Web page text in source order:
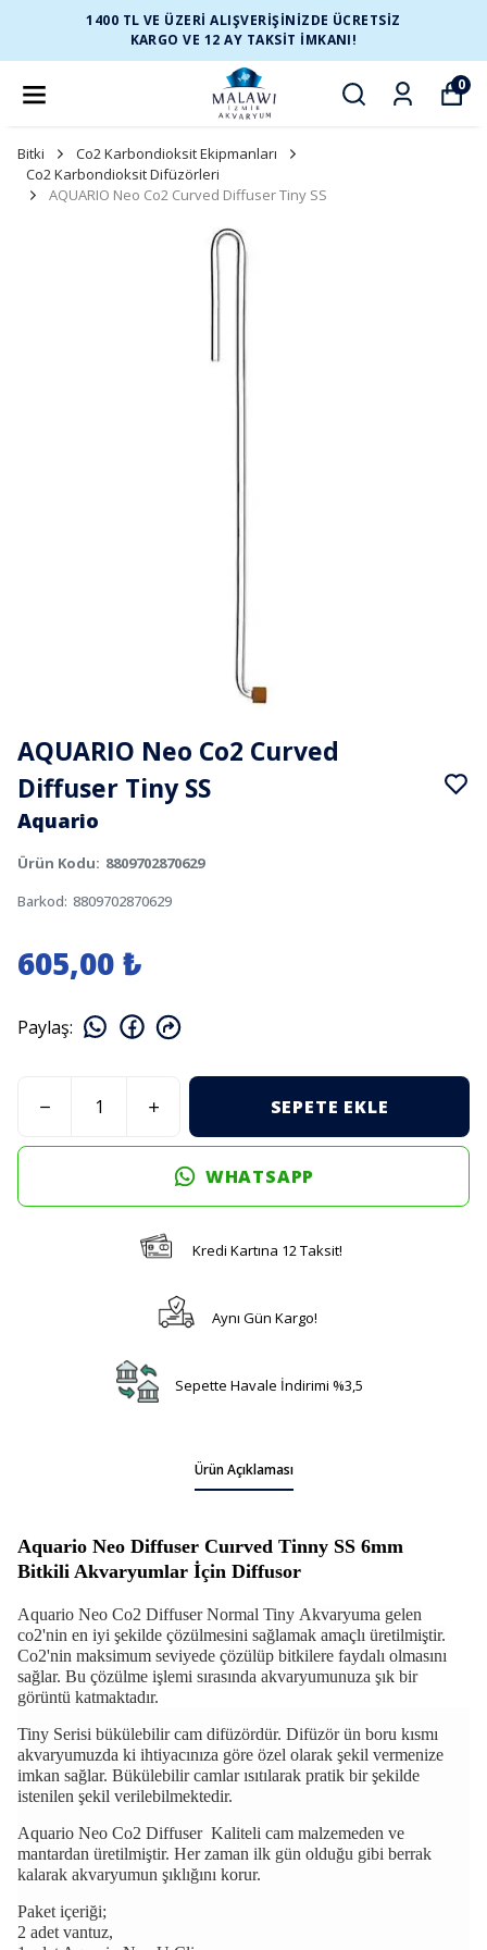
1400 TL VE ÜZERİ ALIŞVERİŞİNİZDE ÜCRETSİZ
KARGO VE 12 AY TAKSİT İMKANI!
0
Bitki
Co2 Karbondioksit Ekipmanları
Co2 Karbondioksit Difüzörleri
AQUARIO Neo Co2 Curved Diffuser Tiny SS
AQUARIO Neo Co2 Curved
Diffuser Tiny SS
Aquario
Ürün Kodu: 8809702870629
Barkod: 8809702870629
605,00 ₺
Paylaş:
SEPETE EKLE
WHATSAPP
Kredi Kartına 12 Taksit!
Aynı Gün Kargo!
Sepette Havale İndirimi %3,5
Ürün Açıklaması
Aquario Neo Diffuser Cuırved Tinny SS 6mm
Bitkili Akvaryumlar İçin Diffusor​
Aquario Neo Co2 Diffuser Normal Tiny Akvaryuma gelen
co2'nin en iyi şekilde çözülmesini sağlamak amaçlı üretilmiştir.
Co2'nin maksimum seviyede çözülüp bitkilere faydalı olmasını
sağlar. Bu çözülme işlemi sırasında akvaryumunuza şık bir
görüntü katmaktadır.
Tiny Serisi bükülebilir cam difüzördür. Difüzör ün boru kısmı
akvaryumuzda ki ihtiyacınıza göre özel olarak şekil vermenize
imkan sağlar. Bükülebilir camlar ısıtılarak pratik bir şekilde
istenilen şekil verilebilmektedir.
Aquario Neo Co2 Diffuser Kaliteli cam malzemeden ve
mantardan üretilmiştir. Her zaman ilk gün olduğu gibi berrak
kalarak akvaryumun şıklığını korur.
Paket içeriği;
2 adet vantuz,